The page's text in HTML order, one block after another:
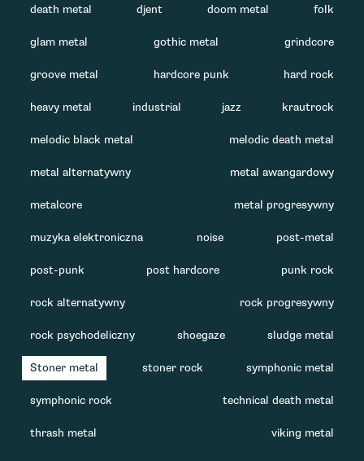
death metal djent doom metal folk
glam metal gothic metal grindcore
groove metal hardcore punk hard rock
heavy metal industrial jazz krautrock
melodic black metal melodic death metal
metal alternatywny metal awangardowy
metalcore metal progresywny
muzyka elektroniczna noise post-metal
post-punk post hardcore punk rock
rock alternatywny rock progresywny
rock psychodeliczny shoegaze sludge metal
Stoner metal stoner rock symphonic metal
symphonic rock technical death metal
thrash metal viking metal